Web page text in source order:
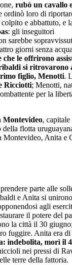
rubò un cavallo
ordinò loro di
e abbattuto, e
: gli inseguitori
sarebbe
giorni senza
le offrirono
si ritrovarono
figlio, Menotti.
Ricciotti; Menotti,
per la
Montevideo, capitale
flotta
Montevideo, Anita e
parte alle
e Anita si
agli
il potere del
la città il 30
fuggire. Anita era
indebolita, morì il
nei pressi di
terre della fattoria.